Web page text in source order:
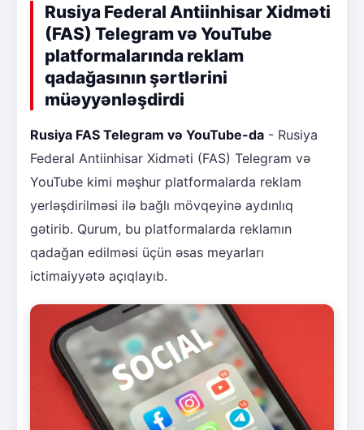
Rusiya Federal Antiinhisar Xidməti
(FAS) Telegram və YouTube
platformalarında reklam
qadağasının şərtlərini
müəyyənləşdirdi
Rusiya FAS Telegram və YouTube-da - Rusiya
Federal Antiinhisar Xidməti (FAS) Telegram və
YouTube kimi məşhur platformalarda reklam
yerləşdirilməsi ilə bağlı mövqeyinə aydınlıq
gətirib. Qurum, bu platformalarda reklamın
qadağan edilməsi üçün əsas meyarları
ictimaiyyətə açıqlayıb.